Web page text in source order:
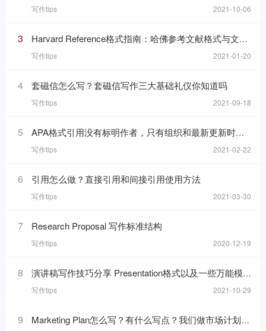
写作tips 2021-10-06
3 Harvard Reference格式指南：哈佛参考文献格式与文内引用格式
写作tips 2021-01-20
4 套磁信怎么写？套磁信写作三大基础礼仪你知道吗
写作tips 2021-09-18
5 APA格式引用没有标明作者，只有组织和最新更新时间的网页，在reference list里要怎么写
写作tips 2021-02-22
6 引用怎么做？直接引用和间接引用使用方法
写作tips 2021-03-30
7 Research Proposal 写作标准结构
写作tips 2020-12-19
8 演讲稿写作技巧分享 Presentation格式以及一些万能模板句分享
写作tips 2021-10-29
9 Marketing Plan怎么写？有什么写点？我们做市场计划的目的是什么呢？